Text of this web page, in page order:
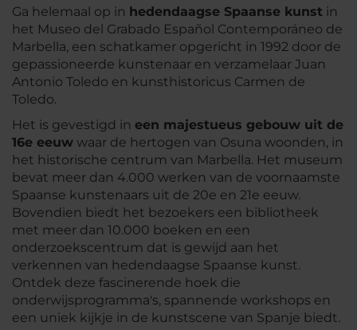
Ga helemaal op in hedendaagse Spaanse kunst in
het Museo del Grabado Español Contemporáneo de
Marbella, een schatkamer opgericht in 1992 door de
gepassioneerde kunstenaar en verzamelaar Juan
Antonio Toledo en kunsthistoricus Carmen de
Toledo.
Het is gevestigd in een majestueus gebouw uit de
16e eeuw waar de hertogen van Osuna woonden, in
het historische centrum van Marbella. Het museum
bevat meer dan 4.000 werken van de voornaamste
Spaanse kunstenaars uit de 20e en 21e eeuw.
Bovendien biedt het bezoekers een bibliotheek
met meer dan 10.000 boeken en een
onderzoekscentrum dat is gewijd aan het
verkennen van hedendaagse Spaanse kunst.
Ontdek deze fascinerende hoek die
onderwijsprogramma's, spannende workshops en
een uniek kijkje in de kunstscene van Spanje biedt.